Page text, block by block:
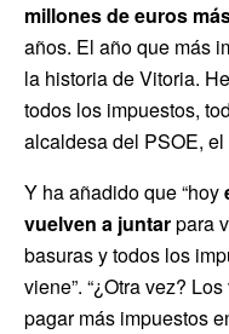
millones de euros
años. El año que más
la historia de Vitoria.
todos los impuestos,
alcaldesa del PSOE,
Y ha añadido que “hoy
vuelven a juntarpara
basuras y todos los
viene”. “¿Otra vez?
pagar más impuestos